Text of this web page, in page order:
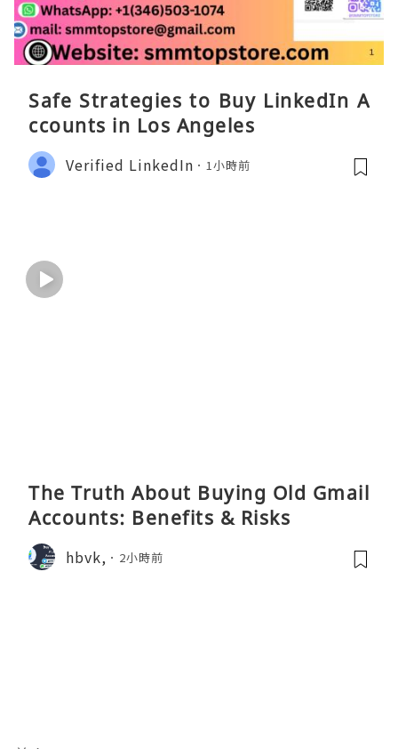
Safe Strategies to Buy LinkedIn A
ccounts in Los Angeles
Verified LinkedIn 1小時前
The Truth About Buying Old Gmail
Accounts: Benefits & Risks
hbvk, 2小時前